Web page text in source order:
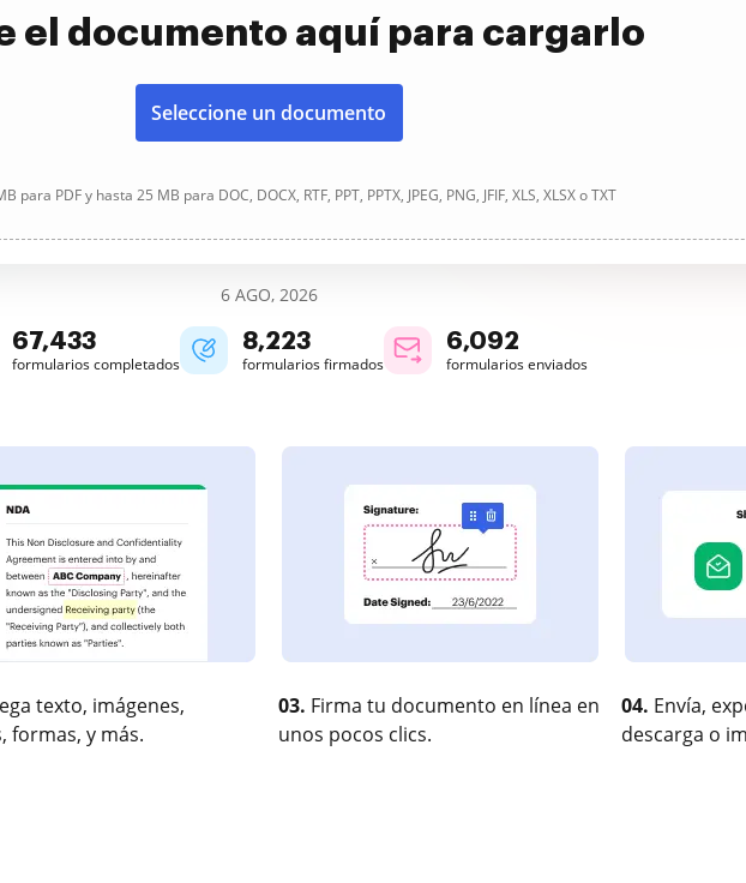
el documento aquí para cargarlo
Seleccione un documento
para PDF y hasta 25 MB para DOC, DOCX, RTF, PPT, PPTX, JPEG, PNG, JFIF, XLS, XLSX o TXT
6 AGO, 2026
67,434
formularios completados
8,223
formularios firmados
6,092
formularios enviados
texto, imágenes,
formas, y más.
03. Firma tu documento en línea en
unos pocos clics.
04. Envía,
descarga o